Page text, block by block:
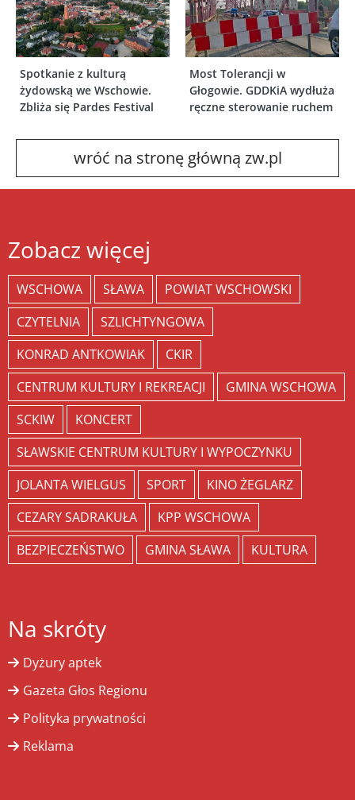
Spotkanie z kulturą
żydowską we Wschowie.
Zbliża się Pardes Festival
Most Tolerancji w
Głogowie. GDDKiA wydłuża
ręczne sterowanie ruchem
wróć na stronę główną zw.pl
Zobacz więcej
WSCHOWA SŁAWA
POWIAT WSCHOWSKI
CZYTELNIA
SZLICHTYNGOWA
KONRAD ANTKOWIAK
CKIR
CENTRUM KULTURY I REKREACJI
GMINA WSCHOWA
SCKIW
KONCERT
SŁAWSKIE CENTRUM KULTURY I WYPOCZYNKU
JOLANTA WIELGUS
SPORT
KINO ŻEGLARZ
CEZARY SADRAKUŁA
KPP WSCHOWA
BEZPIECZEŃSTWO
GMINA SŁAWA KULTURA
Na skróty
Dyżury aptek
Gazeta Głos Regionu
Polityka prywatności
Reklama